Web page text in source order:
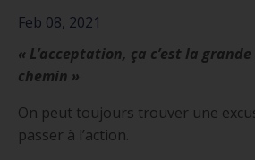
Feb 08, 2021
« L’acceptation, ça c’est la
chemin »
On peut toujours trouver une
passer à l’action.